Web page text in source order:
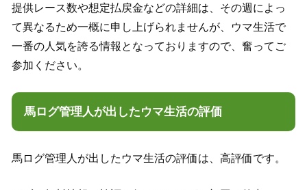
提供レース数や想定払戻金などの詳細は、その週によっ
て異なるため一概に申し上げられませんが、ウマ生活で
一番の人気を誇る情報となっておりますので、奮ってご
参加ください。
馬ログ管理人が出したウマ生活の評価
馬ログ管理人が出したウマ生活の評価は、高評価です。